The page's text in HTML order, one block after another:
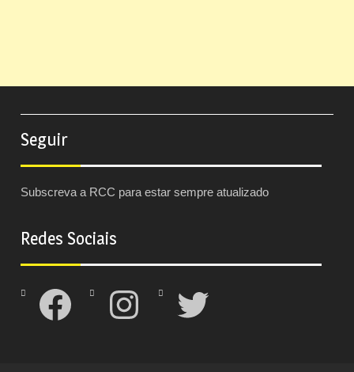
Seguir
Subscreva a RCC para estar sempre atualizado
Redes Sociais
Facebook Instagram Twitter